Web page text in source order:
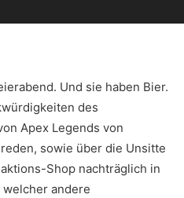
Und sie haben Bier.
des
Apex Legends von
sowie über die Unsitte
Shop nachträglich in
andere